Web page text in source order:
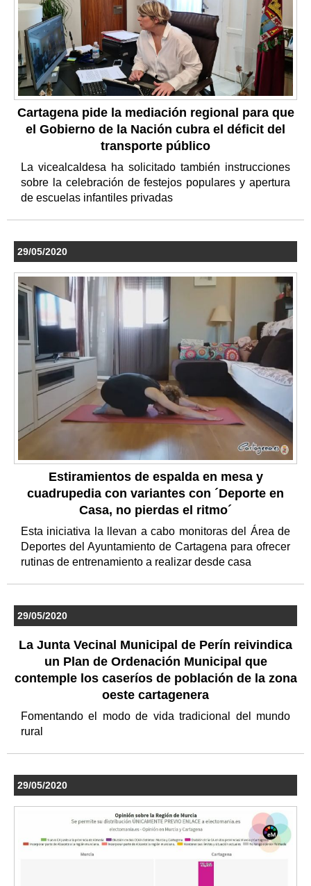
Cartagena pide la mediación regional para que
el Gobierno de la Nación cubra el déficit del
transporte público
La vicealcaldesa ha solicitado también instrucciones
sobre la celebración de festejos populares y apertura
de escuelas infantiles privadas
29/05/2020
Estiramientos de espalda en mesa y
cuadrupedia con variantes con ´Deporte en
Casa, no pierdas el ritmo´
Esta iniciativa la llevan a cabo monitoras del Área de
Deportes del Ayuntamiento de Cartagena para ofrecer
rutinas de entrenamiento a realizar desde casa
29/05/2020
La Junta Vecinal Municipal de Perín reivindica
un Plan de Ordenación Municipal que
contemple los caseríos de población de la zona
oeste cartagenera
Fomentando el modo de vida tradicional del mundo
rural
29/05/2020